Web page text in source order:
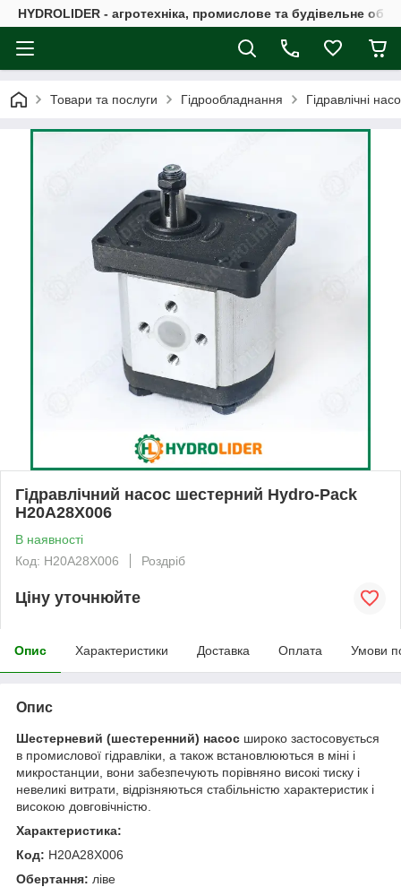
HYDROLIDER - агротехніка, промислове та будівельне
Товари та послуги Гідрообладнання Гідравлічні
Гідравлічний насос шестерний Hydro-Pack
H20A28X006
В наявності
Код: H20A28X006
Роздріб
Ціну уточнюйте
Опис Характеристики Доставка Оплата Умови
Опис
Шестерневий (шестеренний) насос широко застосовується
в промислової гідравліки, а також встановлюються в міні і
микростанции, вони забезпечують порівняно високі тиску і
невеликі витрати, відрізняються стабільністю характеристик і
високою довговічністю.
Характеристика:
Код: H20A28X006
Обертання: ліве